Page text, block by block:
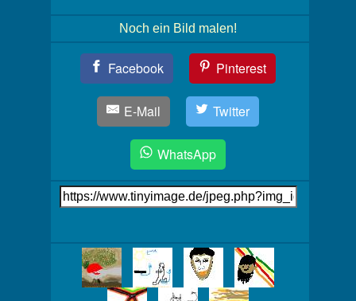
Noch ein Bild malen!
Facebook Pinterest
E-Mail Twitter
WhatsApp
Link
auf's
Mehr
Bilder!